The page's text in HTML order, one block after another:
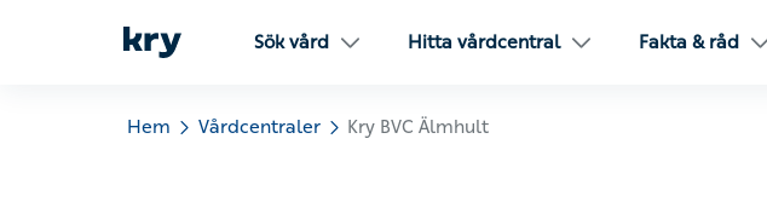
Sök vård Hitta vårdcentral Fakta & råd
Hem Vårdcentraler Kry BVC Älmhult